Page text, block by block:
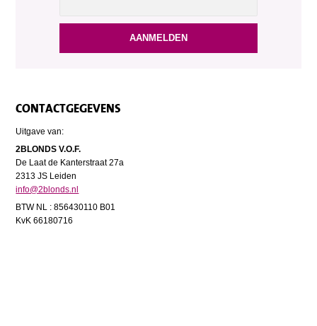
CONTACTGEGEVENS
Uitgave van:
2BLONDS V.O.F.
De Laat de Kanterstraat 27a
2313 JS Leiden
info@2blonds.nl
BTW NL : 856430110 B01
KvK 66180716